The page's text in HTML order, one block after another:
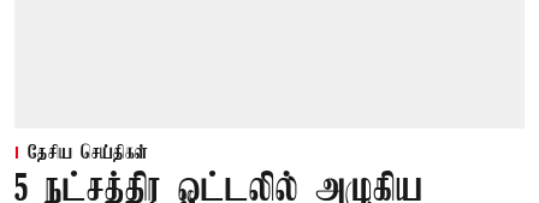
தேசிய செய்திகள்
5 நட்சத்திர ஓட்டலில் அழுகிய